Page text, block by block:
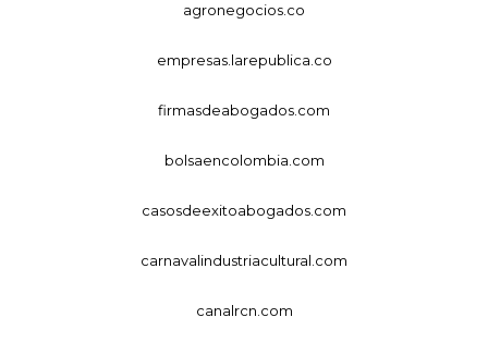
agronegocios.co
empresas.larepublica.co
firmasdeabogados.com
bolsaencolombia.com
casosdeexitoabogados.com
carnavalindustriacultural.com
canalrcn.com